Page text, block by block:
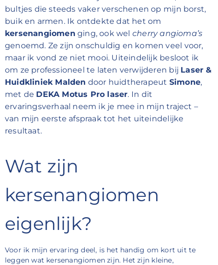
bultjes die steeds vaker verschenen op mijn borst,
buik en armen. Ik ontdekte dat het om
kersenangiomen ging, ook wel cherry angioma’s
genoemd. Ze zijn onschuldig en komen veel voor,
maar ik vond ze niet mooi. Uiteindelijk besloot ik
om ze professioneel te laten verwijderen bij Laser &
Huidkliniek Malden door huidtherapeut Simone,
met de DEKA Motus Pro laser. In dit
ervaringsverhaal neem ik je mee in mijn traject –
van mijn eerste afspraak tot het uiteindelijke
resultaat.
Wat zijn
kersenangiomen
eigenlijk?
Voor ik mijn ervaring deel, is het handig om kort uit te
leggen wat kersenangiomen zijn. Het zijn kleine,